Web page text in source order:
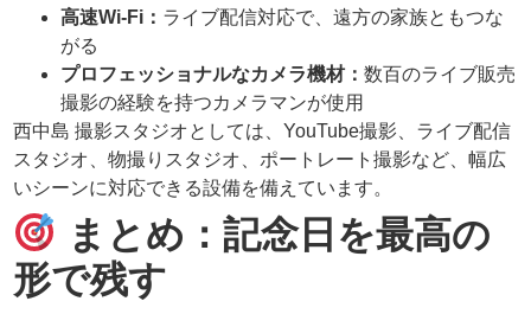
高速Wi-Fi： ライブ配信対応で、遠方の家族ともつな
がる
プロフェッショナルなカメラ機材：数百のライブ販売
撮影の経験を持つカメラマンが使用
西中島 撮影スタジオとしては、YouTube撮影、ライブ配信
スタジオ、物撮りスタジオ、ポートレート撮影など、幅広
いシーンに対応できる設備を備えています。
まとめ：記念日を最高の
形で残す